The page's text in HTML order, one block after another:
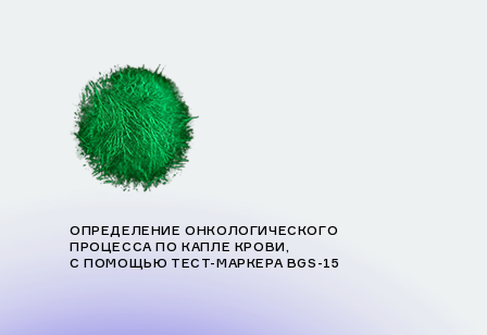
ОПРЕДЕЛЕНИЕ ОНКОЛОГИЧЕСКОГО
ПРОЦЕССА ПО КАПЛЕ КРОВИ,
С ПОМОЩЬЮ ТЕСТ-МАРКЕРА BGS-15